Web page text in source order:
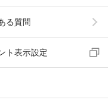
る質問
ト表示設定